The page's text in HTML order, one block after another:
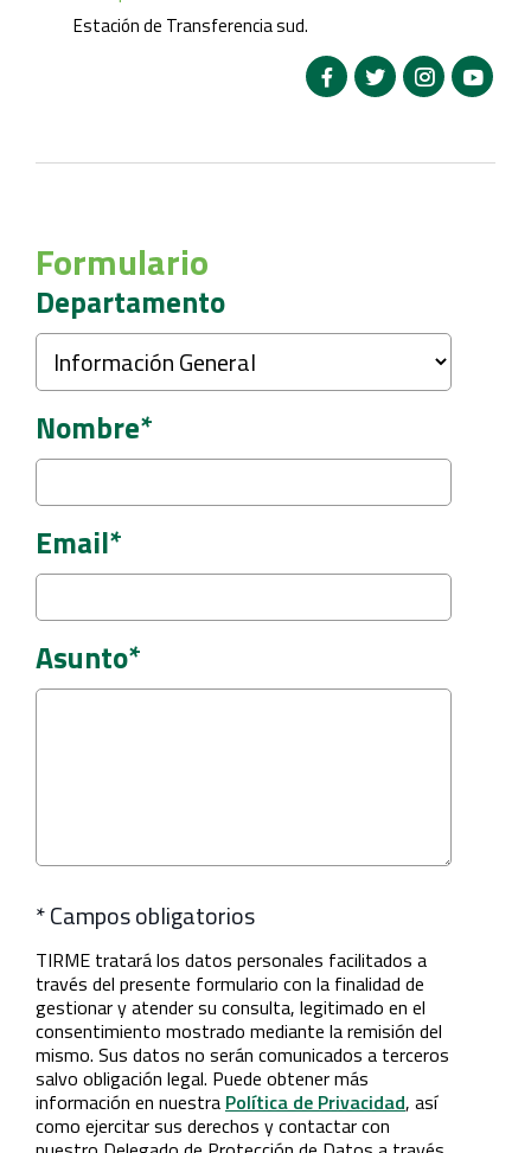
Estación de Transferencia sud.
Formulario
Departamento
Nombre*
Email*
Asunto*
* Campos obligatorios
TIRME tratará los datos personales facilitados a
través del presente formulario con la finalidad de
gestionar y atender su consulta, legitimado en el
consentimiento mostrado mediante la remisión del
mismo. Sus datos no serán comunicados a terceros
salvo obligación legal. Puede obtener más
información en nuestra Política de Privacidad, así
como ejercitar sus derechos y contactar con